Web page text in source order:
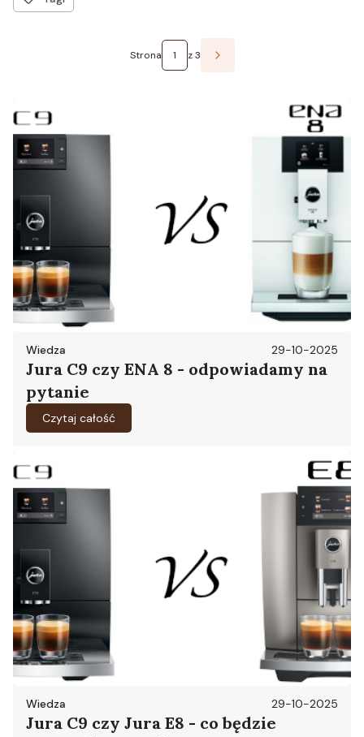
Strona z 3 Następne wpisy
Wiedza 29-10-2025
Jura C9 czy ENA 8 - odpowiadamy na
pytanie
Czytaj całość
Wiedza 29-10-2025
Jura C9 czy Jura E8 - co będzie